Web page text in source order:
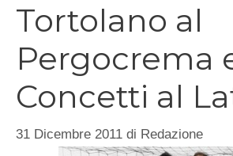
Tortolano al
Pergocrema
Concetti al
31 Dicembre 2011 di Redazione